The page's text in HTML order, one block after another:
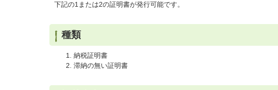
下記の1または2の証明書が発行可能です。
種類
納税証明書
滞納の無い証明書